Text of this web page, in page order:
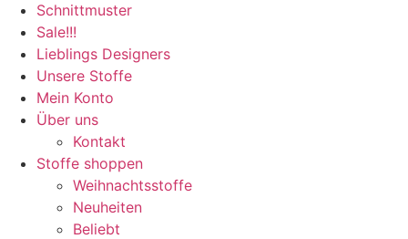
Schnittmuster
Sale!!!
Lieblings Designers
Unsere Stoffe
Mein Konto
Über uns
Kontakt
Stoffe shoppen
Weihnachtsstoffe
Neuheiten
Beliebt